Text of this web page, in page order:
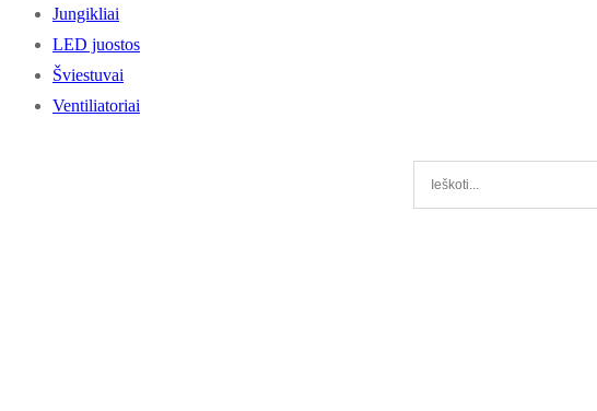
Jungikliai
LED juostos
Šviestuvai
Ventiliatoriai